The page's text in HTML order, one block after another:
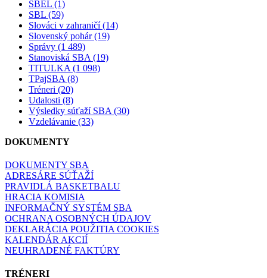
SBEL (1)
SBL (59)
Slováci v zahraničí (14)
Slovenský pohár (19)
Správy (1 489)
Stanoviská SBA (19)
TITULKA (1 098)
TPajSBA (8)
Tréneri (20)
Udalosti (8)
Výsledky súťaží SBA (30)
Vzdelávanie (33)
DOKUMENTY
DOKUMENTY SBA
ADRESÁRE SÚŤAŽÍ
PRAVIDLÁ BASKETBALU
HRACIA KOMISIA
INFORMAČNÝ SYSTÉM SBA
OCHRANA OSOBNÝCH ÚDAJOV
DEKLARÁCIA POUŽITIA COOKIES
KALENDÁR AKCIÍ
NEUHRADENÉ FAKTÚRY
TRÉNERI